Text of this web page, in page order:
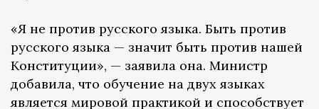
«Я не против русского языка. Быть против
русского языка — значит быть против нашей
Конституции», — заявила она. Министр
добавила, что обучение на двух языках
является мировой практикой и способствует